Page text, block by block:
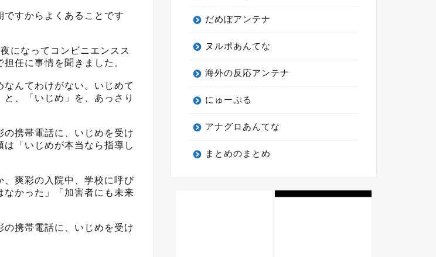
すからよくあることです
になってコンビニエンスス
任に事情を聞きました。
なんてわけがない。いじめて
、「いじめ」を、あっさり
携帯電話に、いじめを受け
「いじめが本当なら指導し
、爽彩の入院中、学校に呼び
かった」「加害者にも未来
携帯電話に、いじめを受け
だめぽアンテナ
ヌルポあんてな
海外の反応アンテナ
にゅーぷる
アナグロあんてな
まとめのまとめ